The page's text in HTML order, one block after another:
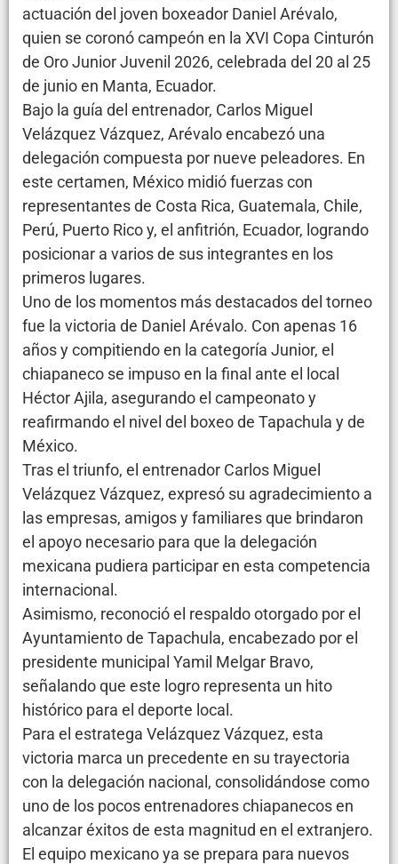
actuación del joven boxeador Daniel Arévalo,
quien se coronó campeón en la XVI Copa Cinturón
de Oro Junior Juvenil 2026, celebrada del 20 al 25
de junio en Manta, Ecuador.
Bajo la guía del entrenador, Carlos Miguel
Velázquez Vázquez, Arévalo encabezó una
delegación compuesta por nueve peleadores. En
este certamen, México midió fuerzas con
representantes de Costa Rica, Guatemala, Chile,
Perú, Puerto Rico y, el anfitrión, Ecuador, logrando
posicionar a varios de sus integrantes en los
primeros lugares.
Uno de los momentos más destacados del torneo
fue la victoria de Daniel Arévalo. Con apenas 16
años y compitiendo en la categoría Junior, el
chiapaneco se impuso en la final ante el local
Héctor Ajila, asegurando el campeonato y
reafirmando el nivel del boxeo de Tapachula y de
México.
Tras el triunfo, el entrenador Carlos Miguel
Velázquez Vázquez, expresó su agradecimiento a
las empresas, amigos y familiares que brindaron
el apoyo necesario para que la delegación
mexicana pudiera participar en esta competencia
internacional.
Asimismo, reconoció el respaldo otorgado por el
Ayuntamiento de Tapachula, encabezado por el
presidente municipal Yamil Melgar Bravo,
señalando que este logro representa un hito
histórico para el deporte local.
Para el estratega Velázquez Vázquez, esta
victoria marca un precedente en su trayectoria
con la delegación nacional, consolidándose como
uno de los pocos entrenadores chiapanecos en
alcanzar éxitos de esta magnitud en el extranjero.
El equipo mexicano ya se prepara para nuevos